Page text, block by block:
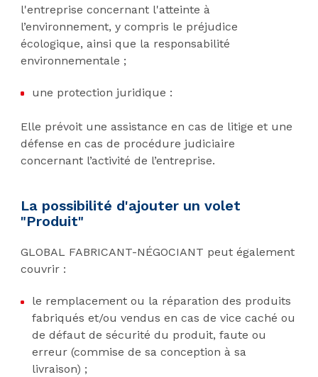
l'entreprise concernant l'atteinte à
l’environnement, y compris le préjudice
écologique, ainsi que la responsabilité
environnementale ;
une protection juridique :
Elle prévoit une assistance en cas de litige et une
défense en cas de procédure judiciaire
concernant l’activité de l’entreprise.
La possibilité d'ajouter un volet
"Produit"
GLOBAL FABRICANT-NÉGOCIANT peut également
couvrir :
le remplacement ou la réparation des produits
fabriqués et/ou vendus en cas de vice caché ou
de défaut de sécurité du produit, faute ou
erreur (commise de sa conception à sa
livraison) ;